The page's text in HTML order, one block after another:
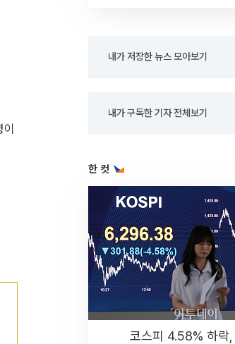
내가 저장한 뉴스 모아보기
내가 구독한 기자 전체보기
한 컷
코스피 4.58% 하락,